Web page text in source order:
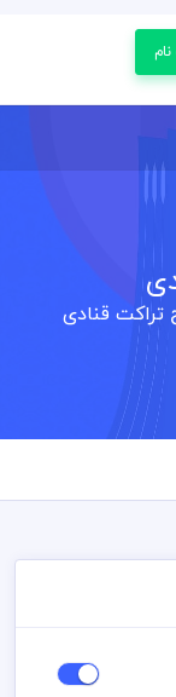
قنادی